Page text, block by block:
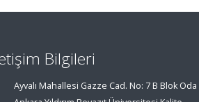
Bilgileri
Ayvalı Mahallesi Gazze Cad. No: 7 B Blok Oda